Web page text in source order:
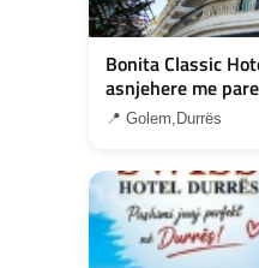
Bonita Classic
asnjehere me pare
📍 Golem,Durrës